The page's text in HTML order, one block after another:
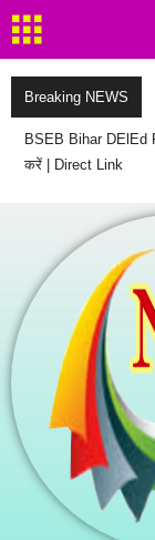
Breaking NEWS
Current Affairs
Affairs MCQ &